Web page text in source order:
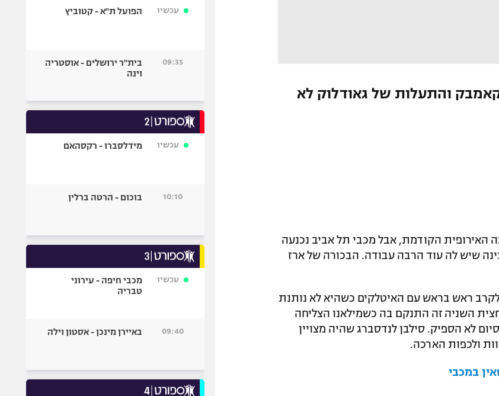
והתעלות של גאודלוק לא
האירופית הקודמת, אבל מכבי תל אביב נכנעה
שיש לה עוד הרבה עבודה. הבכורה של ארז
ראש בראש עם האיטלקים כשהיא לא נותנת
השניה זה התנקם בה כשמילאנו הצליחה
לא הספיק. סילבן לנדסברג שהיה מצויין
במכבי
עכשיו הפועל ת"א - קטוביץ
09:35
בית"ר ירושלים - אוסטריה
וינה
עכשיו מידלסברו - רקסהאם
10:10 בוכום - הרטה ברלין
עכשיו
מכבי חיפה - עירוני
טבריה
09:40 באיירן מינכן - אסטון וילה